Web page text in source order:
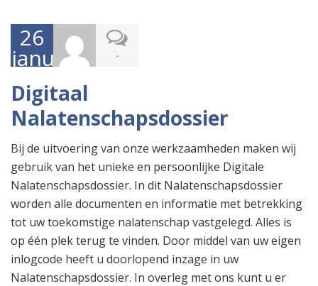
26
januari
2017
-
Digitaal
Nalatenschapsdossier
Bij de uitvoering van onze werkzaamheden maken wij
gebruik van het unieke en persoonlijke Digitale
Nalatenschapsdossier. In dit Nalatenschapsdossier
worden alle documenten en informatie met betrekking
tot uw toekomstige nalatenschap vastgelegd. Alles is
op één plek terug te vinden. Door middel van uw eigen
inlogcode heeft u doorlopend inzage in uw
Nalatenschapsdossier. In overleg met ons kunt u er